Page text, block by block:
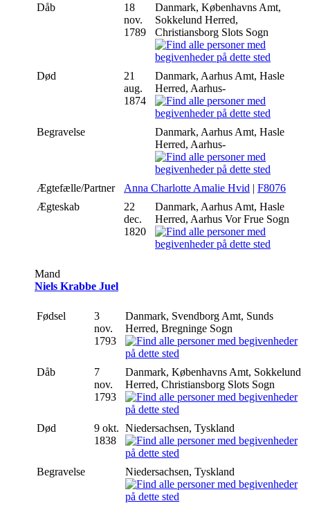
Dåb
18
nov.
1789
Danmark, Københavns Amt,
Sokkelund Herred,
Christiansborg Slots Sogn
Død
21
aug.
1874
Danmark, Aarhus Amt, Hasle
Herred, Aarhus-
Begravelse
Danmark, Aarhus Amt, Hasle
Herred, Aarhus-
Ægtefælle/Partner Anna Charlotte Amalie Hvid | F8076
Ægteskab
22
dec.
1820
Danmark, Aarhus Amt, Hasle
Herred, Aarhus Vor Frue Sogn
Mand
Niels Krabbe Juel
Fødsel
3
nov.
1793
Danmark, Svendborg Amt, Sunds
Herred, Bregninge Sogn
Dåb
7
nov.
1793
Danmark, Københavns Amt, Sokkelund
Herred, Christiansborg Slots Sogn
Død
9 okt.
1838
Niedersachsen, Tyskland
Begravelse Niedersachsen, Tyskland